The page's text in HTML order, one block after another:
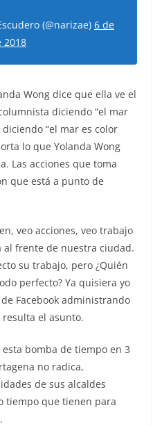
(@narizae) 6 de
2018
Wong dice que ella ve el
diciendo “el mar
diciendo “el mar es color
lo que Yolanda Wong
Las acciones que toma
que está a punto de
veo acciones, veo trabajo
al frente de nuestra ciudad.
su trabajo, pero ¿Quién
perfecto? Ya quisiera yo
Facebook administrando
el asunto.
bomba de tiempo en 3
no radica,
de sus alcaldes
tiempo que tienen para